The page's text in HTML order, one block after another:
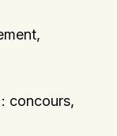
concours,